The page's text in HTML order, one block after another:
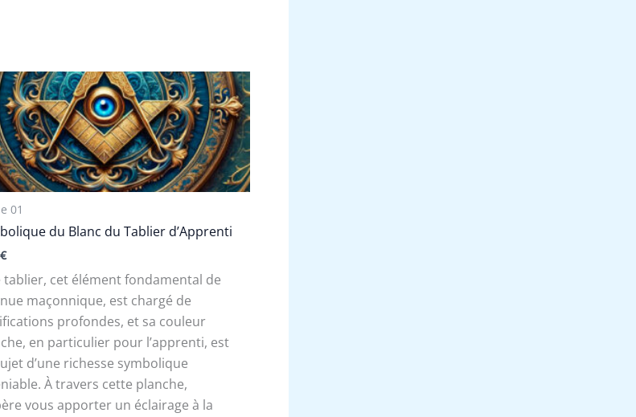
01
du Blanc du Tablier d’Apprenti
€
tablier, cet élément fondamental de
maçonnique, est chargé de
profondes, et sa couleur
en particulier pour l’apprenti, est
d’une richesse symbolique
À travers cette planche,
vous apporter un éclairage à la